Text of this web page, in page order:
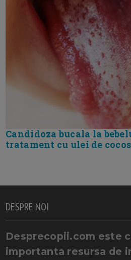
Candidoza bucala la
tratament cu ulei de cocos
DESPRE NOI
Desprecopii.com este
importanta resursa de